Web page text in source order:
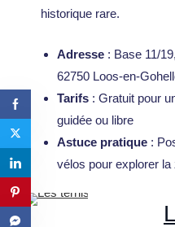
historique rare.
Adresse : Base 11/
62750 Loos-en-
Tarifs : Gratuit pour
guidée ou libre
Astuce pratique :
vélos pour explorer la